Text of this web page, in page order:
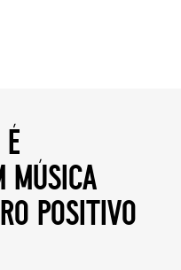
música
positivo